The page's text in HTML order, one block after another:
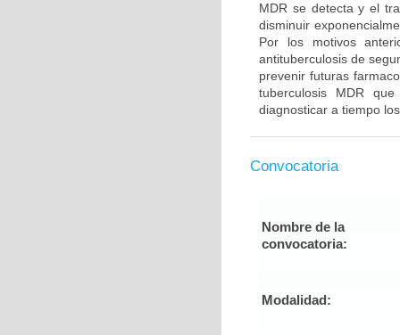
MDR se detecta y el
disminuir
Por los motivos
antituberculosis de
prevenir futuras
tuberculosis MDR
diagnosticar a tiempo
Convocatoria
Nombre de la
convocatoria:
Modalidad: